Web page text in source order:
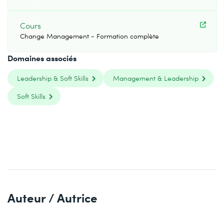
Cours
Change Management - Formation complète
Domaines associés
Leadership & Soft Skills
Management & Leadership
Soft Skills
Auteur / Autrice